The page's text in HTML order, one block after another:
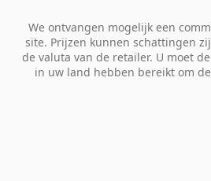
We ontvangen mogelijk een
site. Prijzen kunnen schattingen
de valuta van de retailer. U moet
in uw land hebben bereikt om